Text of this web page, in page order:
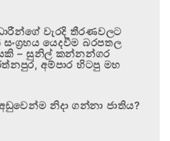
වැරදි තීරණවලට
යෙදවීම බරපතල
– සුනිල් කන්නන්ගර
අම්පාර හිටපු මහ
නිදා ගන්නා ජාතිය?